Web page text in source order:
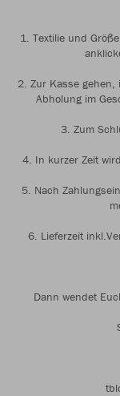
1. Textilie und
2. Zur Kasse gehen,
Abholung im
3. Zum
4. In kurzer Zeit
5. Nach
6. Lieferzeit
Dann wendet